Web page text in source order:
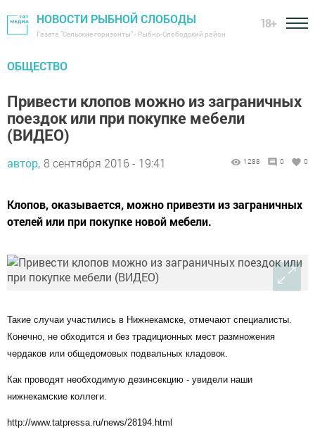
НОВОСТИ РЫБНОЙ СЛОБОДЫ
Газета "Сельские горизонты" - Рыбно-Слободский район
18+
ОБЩЕСТВО
Привести клопов можно из заграничных
поездок или при покупке мебели
(ВИДЕО)
автор, 8 сентября 2016 - 19:41 1288 0 0
Клопов, оказывается, можно привезти из заграничных
отелей или при покупке новой мебели.
Такие случаи участились в Нижнекамске, отмечают специалисты.
Конечно, не обходится и без традиционных мест размножения
чердаков или общедомовых подвальных кладовок.
Как проводят необходимую дезинсекцию - увидели наши
нижнекамские коллеги.
http://www.tatpressa.ru/news/28194.html